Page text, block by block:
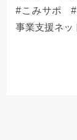
こみサポ
事業支援ネッ